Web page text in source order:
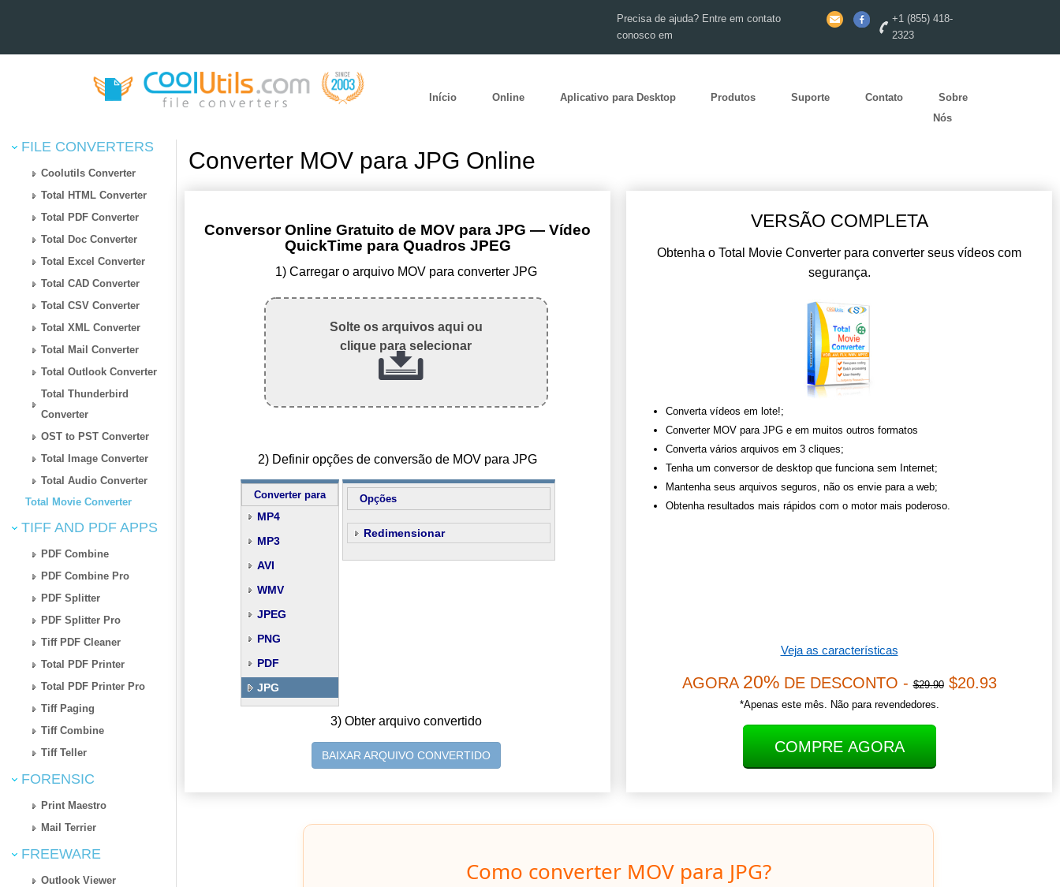
Precisa de ajuda? Entre em contato
conosco em
+1 (855) 418-
2323
Início Online Aplicativo para Desktop Produtos Suporte Contato
Sobre
Nós
FILE CONVERTERS
Coolutils Converter
Total HTML Converter
Total PDF Converter
Total Doc Converter
Total Excel Converter
Total CAD Converter
Total CSV Converter
Total XML Converter
Total Mail Converter
Total Outlook Converter
Total Thunderbird
Converter
OST to PST Converter
Total Image Converter
Total Audio Converter
Total Movie Converter
TIFF AND PDF APPS
PDF Combine
PDF Combine Pro
PDF Splitter
PDF Splitter Pro
Tiff PDF Cleaner
Total PDF Printer
Total PDF Printer Pro
Tiff Paging
Tiff Combine
Tiff Teller
FORENSIC
Print Maestro
Mail Terrier
FREEWARE
Outlook Viewer
Converter MOV para JPG Online
Conversor Online Gratuito de MOV para JPG — Vídeo
QuickTime para Quadros JPEG
1) Carregar o arquivo MOV para converter JPG
Solte os arquivos aqui ou
clique para selecionar
2) Definir opções de conversão de MOV para JPG
Converter para
MP4
MP3
AVI
WMV
JPEG
PNG
PDF
JPG
Opções
Redimensionar
3) Obter arquivo convertido
BAIXAR ARQUIVO CONVERTIDO
VERSÃO COMPLETA
Obtenha o Total Movie Converter para converter seus vídeos com
segurança.
Converta vídeos em lote!;
Converter MOV para JPG e em muitos outros formatos
Converta vários arquivos em 3 cliques;
Tenha um conversor de desktop que funciona sem Internet;
Mantenha seus arquivos seguros, não os envie para a web;
Obtenha resultados mais rápidos com o motor mais poderoso.
Veja as características
AGORA 20%DE DESCONTO -$29.90$20.93
*Apenas este mês. Não para revendedores.
COMPRE AGORA
Como converter MOV para JPG?